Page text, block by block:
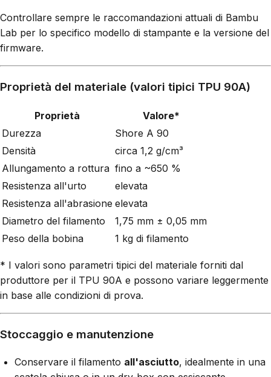
Controllare sempre le raccomandazioni attuali di Bambu
Lab per lo specifico modello di stampante e la versione del
firmware.
Proprietà del materiale (valori tipici TPU 90A)
Proprietà
Valore*
Durezza
Shore A 90
Densità
circa 1,2 g/cm³
Allungamento a rottura fino a ~650 %
Resistenza all'urto
elevata
Resistenza all'abrasione elevata
Diametro del filamento
1,75 mm ± 0,05 mm
Peso della bobina
1 kg di filamento
* I valori sono parametri tipici del materiale forniti dal
produttore per il TPU 90A e possono variare leggermente
in base alle condizioni di prova.
Stoccaggio e manutenzione
Conservare il filamento all'asciutto, idealmente in una